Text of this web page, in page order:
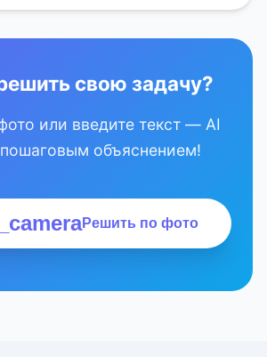
свою задачу?
или введите текст — AI
объяснением!
Решить по фото